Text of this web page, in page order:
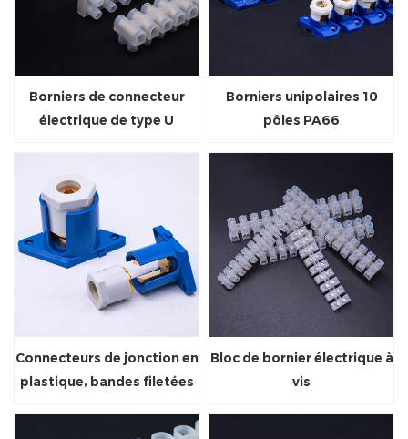
Borniers de connecteur
électrique de type U
Borniers unipolaires 10
pôles PA66
Connecteurs de jonction en
plastique, bandes filetées
Bloc de bornier électrique à
vis